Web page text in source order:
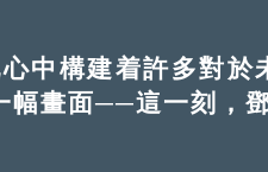
構建着許多對於
畫面──這一刻，